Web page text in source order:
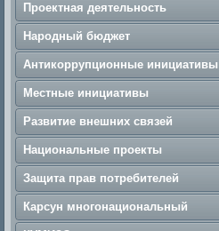
Проектная деятельность
Народный бюджет
Антикоррупционные инициативы
Местные инициативы
Развитие внешних связей
Национальные проекты
Защита прав потребителей
Карсун многонациональный